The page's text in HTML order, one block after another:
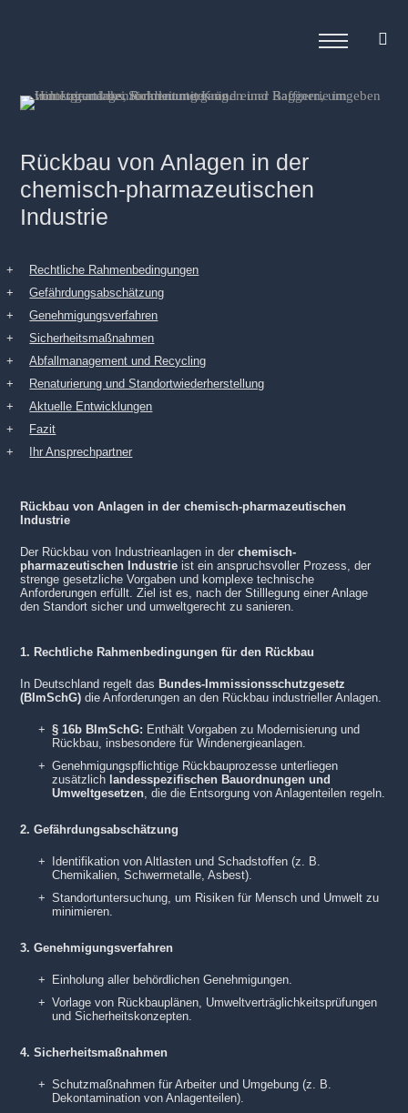
Rückbau von Anlagen in der
chemisch-pharmazeutischen
Industrie
Rechtliche Rahmenbedingungen
Gefährdungsabschätzung
Genehmigungsverfahren
Sicherheitsmaßnahmen
Abfallmanagement und Recycling
Renaturierung und Standortwiederherstellung
Aktuelle Entwicklungen
Fazit
Ihr Ansprechpartner
Rückbau von Anlagen in der chemisch-pharmazeutischen
Industrie
Der Rückbau von Industrieanlagen in derchemisch-
pharmazeutischen Industrie ist ein anspruchsvoller Prozess, der
strenge gesetzliche Vorgaben und komplexe technische
Anforderungen erfüllt. Ziel ist es, nach der Stilllegung einer Anlage
den Standort sicher und umweltgerecht zu sanieren.
1. Rechtliche Rahmenbedingungen für den Rückbau
In Deutschland regelt das Bundes-Immissionsschutzgesetz
(BImSchG) die Anforderungen an den Rückbau industrieller Anlagen.
§ 16b BImSchG: Enthält Vorgaben zu Modernisierung und
Rückbau, insbesondere für Windenergieanlagen.
Genehmigungspflichtige Rückbauprozesse unterliegen
zusätzlich landesspezifischen Bauordnungen und
Umweltgesetzen, die die Entsorgung von Anlagenteilen regeln.
2. Gefährdungsabschätzung
Identifikation von Altlasten und Schadstoffen (z. B.
Chemikalien, Schwermetalle, Asbest).
Standortuntersuchung, um Risiken für Mensch und Umwelt zu
minimieren.
3. Genehmigungsverfahren
Einholung aller behördlichen Genehmigungen.
Vorlage von Rückbauplänen, Umweltverträglichkeitsprüfungen
und Sicherheitskonzepten.
4. Sicherheitsmaßnahmen
Schutzmaßnahmen für Arbeiter und Umgebung (z. B.
Dekontamination von Anlagenteilen).